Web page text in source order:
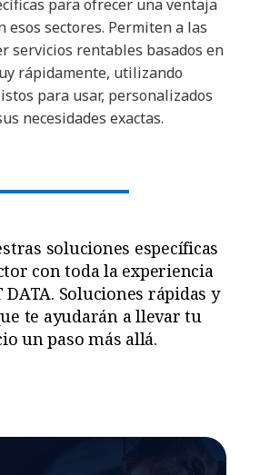
para ofrecer una ventaja
esos sectores. Permiten a las
servicios rentables basados en
rápidamente, utilizando
para usar, personalizados
necesidades exactas.
soluciones específicas
con toda la experiencia
DATA. Soluciones rápidas y
te ayudarán a llevar tu
un paso más allá.